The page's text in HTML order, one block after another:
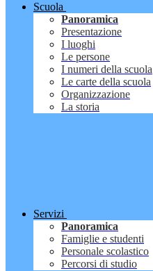
Scuola
Panoramica
Presentazione
I luoghi
Le persone
I numeri della scuola
Le carte della scuola
Organizzazione
La storia
Servizi
Panoramica
Famiglie e studenti
Personale scolastico
Percorsi di studio